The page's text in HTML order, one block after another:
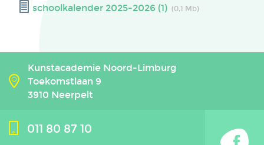
schoolkalender 2025-2026 (1) (0,1 Mb)
Kunstacademie Noord-Limburg
Toekomstlaan 9
3910 Neerpelt
011 80 87 10